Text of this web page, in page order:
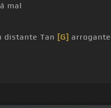
mal
distante Tan [G] arrogante